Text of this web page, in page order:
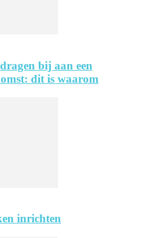
bij aan een
dit is waarom
inrichten